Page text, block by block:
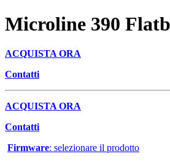
Microline 390
ACQUISTA ORA
Contatti
ACQUISTA ORA
Contatti
Firmware: selezionare il prodotto